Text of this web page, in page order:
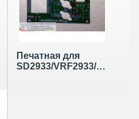
Печатная для
SD2933/VRF2933/SD2943